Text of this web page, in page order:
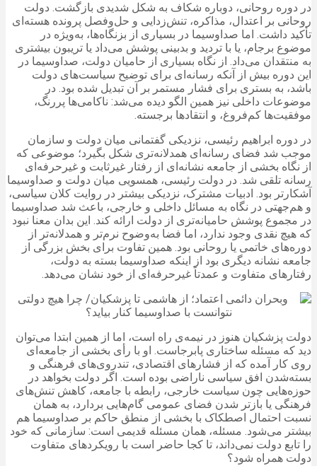
در دوره روحانی، دوباره شکاف به شکل شدیدی بازگشت. دولت
روحانی بر اعتدال، مذاکره، تنش‌زدایی و حل‌وفصل پرونده هسته‌ای
تأکید داشت. اما صداوسیما در بسیاری از بزنگاه‌ها، به‌ویژه در
موضوع برجام، یا با تردید و بدبینی پوشش می‌داد یا تریبون بیشتری
به منتقدان می‌داد. از نگاه بسیاری از حامیان دولت، صداوسیما در
این دوره بیش از آنکه رسانه‌ای برای توضیح سیاست‌های دولت
باشد، به بستری برای فشار مستمر بر آن تبدیل شده بود. در
موضوعات داخلی نیز همین الگو دیده می‌شد: ناکامی‌ها پررنگ،
موفقیت‌ها کم‌فروغ، و انتقادها برجسته.
در دوره ابراهیم رئیسی، نزدیکی گفتمانی میان دولت و سازمان
موجب شد فضای رسانه‌ای همدلانه‌تری شکل بگیرد؛ موضوعی که
از نگاه بخشی از جامعه نشانه‌ای از رفتار غیرثابت و غیرحرفه‌ای
رسانه تلقی شد. در دولت رئیسی، همسویی میان دولت و صداوسیما
آشکارتر بود. ادبیات مشترک، نزدیکی بیشتر در روایت کلان سیاسی،
و هم‌جهتی در نگاه به مسائل داخلی و خارجی، باعث شد صداوسیما
در مجموع پوشش حامیانه‌تری از دولت ارائه کند. این بدان معنا نبود
که هیچ نقدی وجود ندارد، اما فضا به‌وضوح نرم‌تر و همدلانه‌تر از
دوره‌های خاتمی یا روحانی بود. همین تفاوت برای بخش بزرگی از
جامعه نشانه دیگری بود از اینکه صداوسیما بسته به دولت،
رفتارهای متفاوت و عمدتاً غیرحرفه‌ای از خود نشان می‌دهد.
دولت پزشکیان هنوز در نیمه‌ی راه است، اما از همین ابتدا می‌توان
دید که مسئله ساختاری پابرجاست. او با رأی بخشی از جامعه‌ای
روی کار آمده که از فشارهای اقتصادی، تندروی‌های فرهنگی و
بسته‌شدن افق سیاسی ناراضی بوده است. اگر دولت بخواهد در
حوزه‌هایی چون سیاست خارجی، رابطه با جامعه، کاهش تنش‌های
فرهنگی یا بازتر شدن فضای عمومی گام‌هایی بردارد، به همان
نسبت احتمال اصطکاک با بخشی از منطق حاکم بر صداوسیما هم
بیشتر می‌شود. مسئله، همان مسئله قدیمی است: سازمانی که خود
را تابع دولت نمی‌داند، تا کجا حاضر است با رویکردهای متفاوت
دولت همراه شود؟